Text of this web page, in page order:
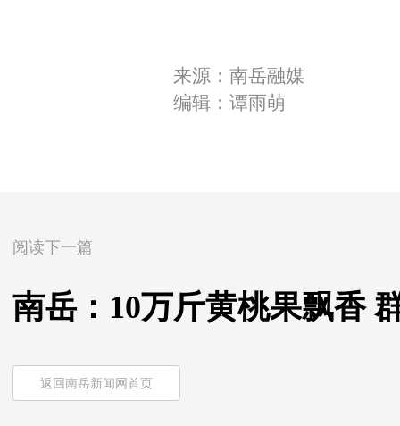
来源：南岳融媒
编辑：谭雨萌
阅读下一篇
南岳：10万斤黄桃果飘香
返回南岳新闻网首页